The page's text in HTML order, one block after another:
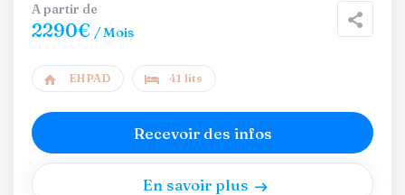
A partir de
2290€ / Mois
EHPAD 41 lits
Recevoir des infos
En savoir plus